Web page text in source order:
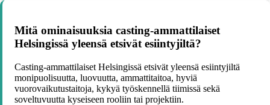
Mitä ominaisuuksia casting-ammattilaiset
Helsingissä yleensä etsivät esiintyjiltä?
Casting-ammattilaiset Helsingissä etsivät yleensä esiintyjiltä
monipuolisuutta, luovuutta, ammattitaitoa, hyviä
vuorovaikutustaitoja, kykyä työskennellä tiimissä sekä
soveltuvuutta kyseiseen rooliin tai projektiin.